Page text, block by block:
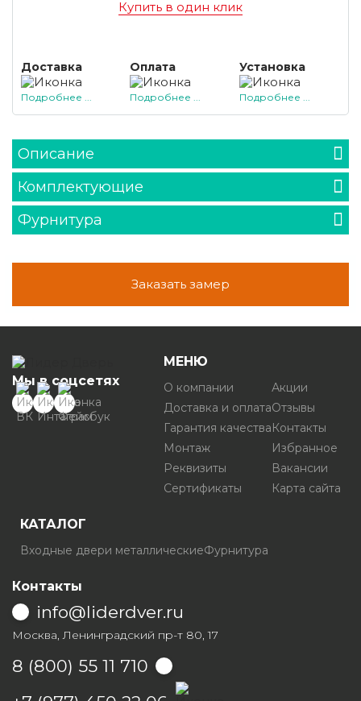
Купить в один клик
Доставка
Подробнее ...
Оплата
Подробнее ...
Установка
Подробнее ...
Описание
Комплектующие
Фурнитура
Заказать замер
Мы в соцсетях
МЕНЮ
О компании
Доставка и оплата
Гарантия качества
Монтаж
Реквизиты
Сертификаты
Акции
Отзывы
Контакты
Избранное
Вакансии
Карта сайта
КАТАЛОГ
Входные двери металлическиеФурнитура
Контакты
info@liderdver.ru
Москва, Ленинградский пр-т 80, 17
8 (800) 55 11 710
Написать на Whatsapp